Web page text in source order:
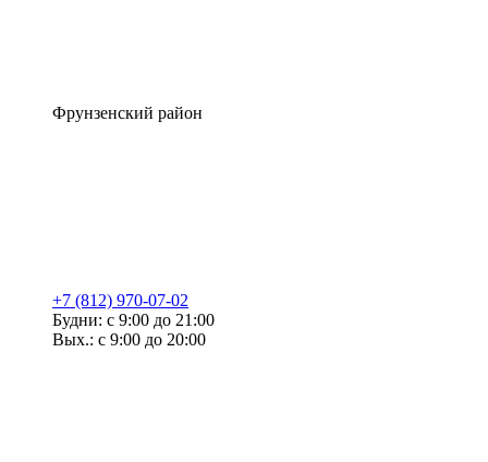
Фрунзенский район
+7 (812) 970-07-02
Будни: с 9:00 до 21:00
Вых.: с 9:00 до 20:00